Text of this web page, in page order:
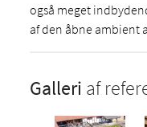
også meget
af den åbne ambient
Galleri af